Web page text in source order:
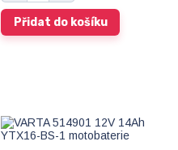
Přidat do košíku